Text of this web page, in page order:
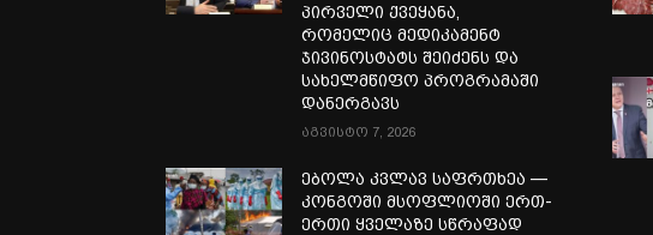
პირველი ქვეყანა,
რომელიც მედიკამენტ
ჯივინოსტატს შეიძენს და
სახელმწიფო პროგრამაში
დანერგავს
აგვისტო 7, 2026
ებოლა კვლავ საფრთხეა —
კონგოში მსოფლიოში ერთ-
ერთი ყველაზე სწრაფად